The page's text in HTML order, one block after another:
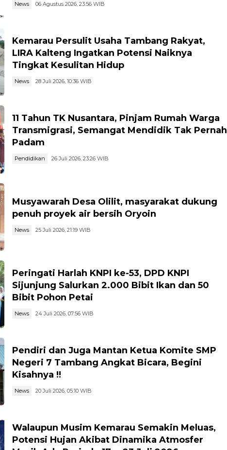
News 06 Agustus 2026, 23:56 WIB
Kemarau Persulit Usaha Tambang Rakyat,
LIRA Kalteng Ingatkan Potensi Naiknya
Tingkat Kesulitan Hidup
News 28 Juli 2026, 10:36 WIB
11 Tahun TK Nusantara, Pinjam Rumah Warga
Transmigrasi, Semangat Mendidik Tak Pernah
Padam
Pendidikan 26 Juli 2026, 23:26 WIB
Musyawarah Desa Olilit, masyarakat dukung
penuh proyek air bersih Oryoin
News 25 Juli 2026, 21:19 WIB
Peringati Harlah KNPI ke-53, DPD KNPI
Sijunjung Salurkan 2.000 Bibit Ikan dan 50
Bibit Pohon Petai
News 24 Juli 2026, 07:56 WIB
Pendiri dan Juga Mantan Ketua Komite SMP
Negeri 7 Tambang Angkat Bicara, Begini
Kisahnya !!
News 20 Juli 2026, 05:10 WIB
Walaupun Musim Kemarau Semakin Meluas,
Potensi Hujan Akibat Dinamika Atmosfer